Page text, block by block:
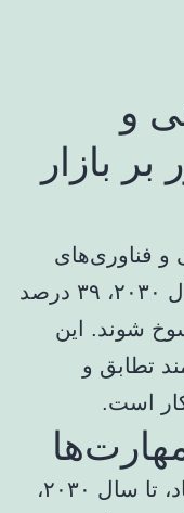
و
بازار
فناوری‌های
نوظهور، پیش‌بینی می‌شود تا سال ۲۰۳۰، ۳۹ درصد
شوند. این
تطابق و
است.
طبق گزارش مجمع جهانی اقتصاد، تا سال ۲۰۳۰،